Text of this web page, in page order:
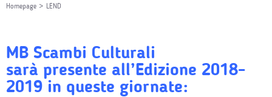
Homepage > LEND
MB Scambi Culturali
sarà presente all’Edizione 2018-
2019 in queste giornate: